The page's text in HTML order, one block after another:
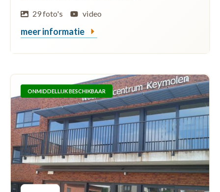
29 foto's
video
meer informatie
ONMIDDELLIJK BESCHIKBAAR